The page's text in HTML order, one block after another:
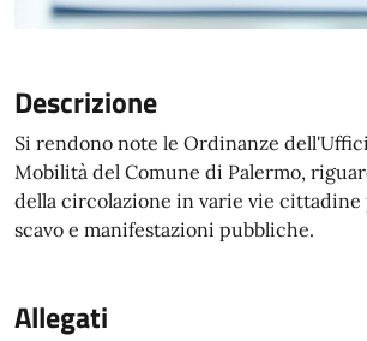
Descrizione
Si rendono note le Ordinanze
Mobilità del Comune di Palermo,
della circolazione in varie vie cittadine
scavo e manifestazioni pubbliche.
Allegati